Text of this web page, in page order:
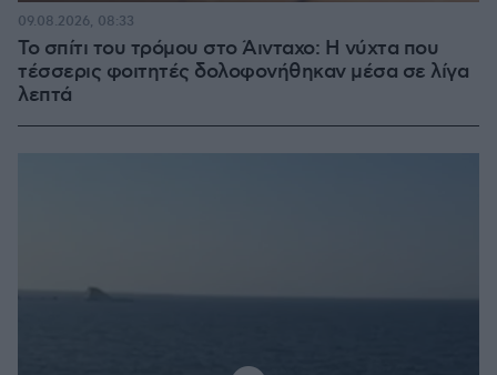
Το σπίτι του τρόμου στο Άινταχο: Η νύχτα που
τέσσερις φοιτητές δολοφονήθηκαν μέσα σε λίγα
λεπτά
09.08.2026, 08:33